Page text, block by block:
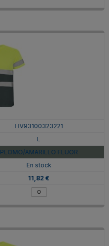
HV93100323221
L
PLOMO/AMARILLO FLUOR
En stock
11,82 €